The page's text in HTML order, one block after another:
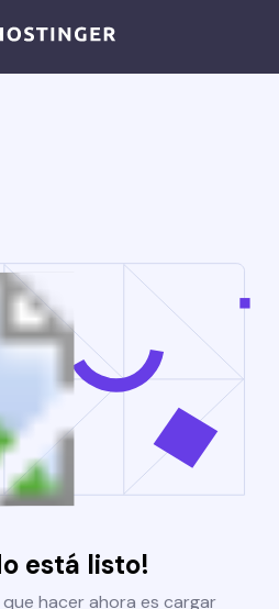
está listo!
hacer ahora es cargar